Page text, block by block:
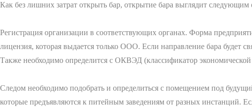
Как без лишних затрат открыть бар, открытие бара выглядит следующим
Регистрация организации в соответствующих органах. Форма
лицензия, которая выдается только ООО. Если направление бара будет
Также необходимо определится с ОКВЭД (классификатор экономической
Следом необходимо подобрать и определиться с помещением под
которые предъявляются к питейным заведениям от разных инстанций.